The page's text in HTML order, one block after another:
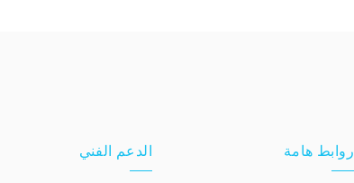
روابط هامة الدعم الفني